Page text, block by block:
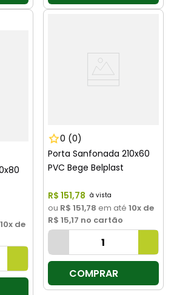
10x de
0 (0)
Porta Sanfonada 210x60
PVC Bege Belplast
R$ 151,78
ou R$ 151,78 em até 10x de
R$ 15,17 no cartão
COMPRAR